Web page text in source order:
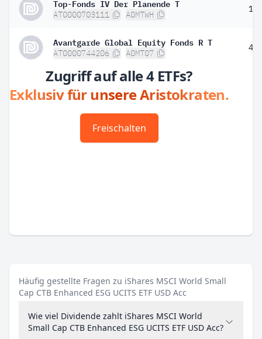
Top-Fonds IV Der Planende T
AT0000703111 A0MTWH
Avantgarde Global Equity Fonds R T
AT0000744206 A0MT07
Zugriff auf alle 4 ETFs?
Exklusiv für unsere Aristokraten.
Freischalten
Häufig gestellte Fragen zu iShares MSCI World Small
Cap CTB Enhanced ESG UCITS ETF USD Acc
Wie viel Dividende zahlt iShares MSCI World
Small Cap CTB Enhanced ESG UCITS ETF USD Acc?